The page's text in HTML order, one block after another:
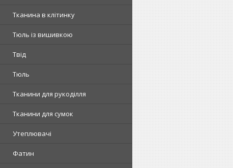
Тканина в клітинку
Тюль із вишивкою
Твід
Тюль
Тканини для рукоділля
Тканини для сумок
Утеплювачі
Фатин